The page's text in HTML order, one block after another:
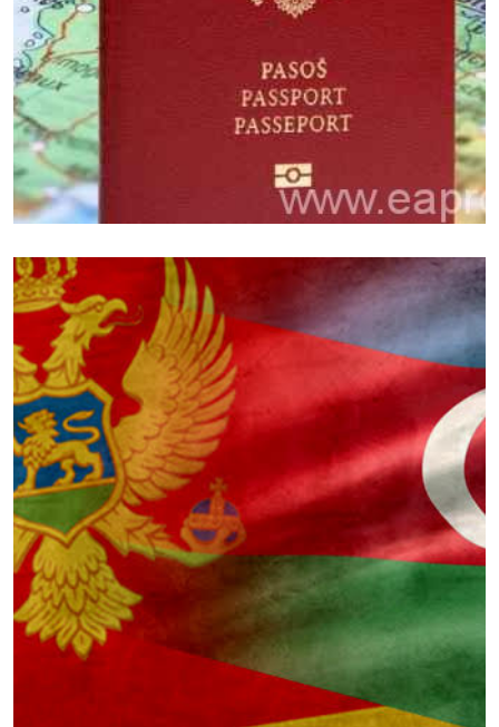
Черногории
12 февраля, 2018
The news announced from
Azerbaijan: new flights from Baku to
Tivat